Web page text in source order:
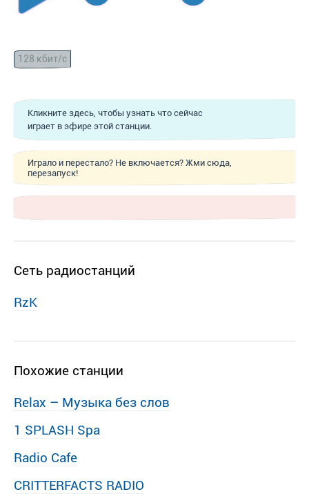
128 кбит/с
Кликните здесь, чтобы узнать что сейчас
играет в эфире этой станции.
Играло и перестало? Не включается? Жми сюда,
перезапуск!
Сеть радиостанций
RzK
Похожие станции
Relax – Музыка без слов
1 SPLASH Spa
Radio Cafe
CRITTERFACTS RADIO